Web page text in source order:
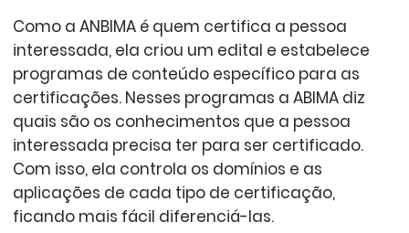
Como a ANBIMA é quem certifica a pessoa
interessada, ela criou um edital e estabelece
programas de conteúdo específico para as
certificações. Nesses programas a ABIMA diz
quais são os conhecimentos que a pessoa
interessada precisa ter para ser certificado.
Com isso, ela controla os domínios e as
aplicações de cada tipo de certificação,
ficando mais fácil diferenciá-las.